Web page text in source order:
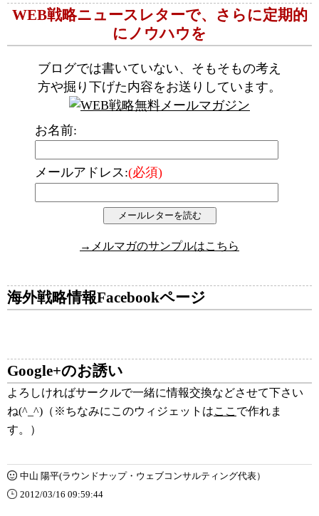
WEB戦略ニュースレターで、さらに定期的
にノウハウを
ブログでは書いていない、そもそもの考え
方や掘り下げた内容をお送りしています。
お名前:
メールアドレス:(必須)
→メルマガのサンプルはこちら
海外戦略情報Facebookページ
Google+のお誘い
よろしければサークルで一緒に情報交換などさせて下さい
ね(^_^)（※ちなみにこのウィジェットはここ で作れま
す。）
中山 陽平(ラウンドナップ・ウェブコンサルティング代表）
2012/03/16 09:59:44